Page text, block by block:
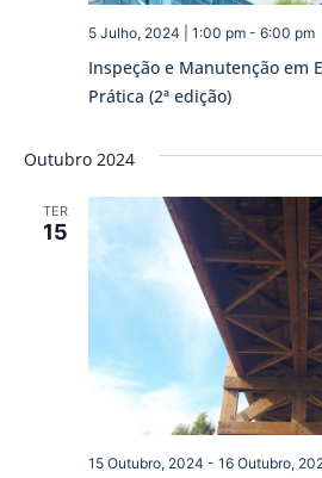
Inspeção e Manutenção em
Prática (2ª edição)
5 Julho, 2024 | 1:00 pm- 6:00 pm
Outubro 2024
TER
15
15 Outubro, 2024 - 16 Outubro,